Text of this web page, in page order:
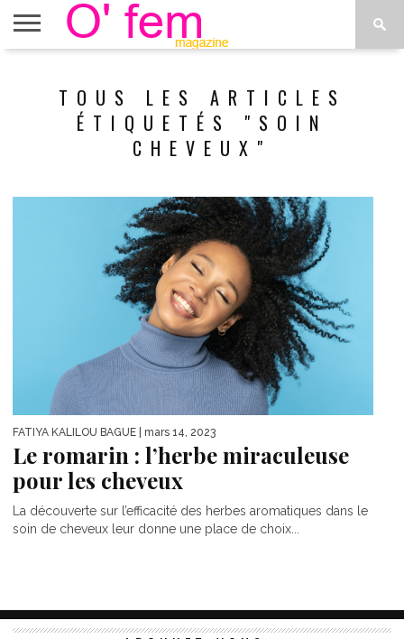
ÉTOILES
MENUS
TOUS LES ARTICLES
ÉTIQUETÉS "SOIN
CHEVEUX"
FATIYA KALILOU BAGUE | mars 14, 2023
Le romarin : l’herbe miraculeuse
pour les cheveux
La découverte sur l’efficacité des herbes aromatiques dans le
soin de cheveux leur donne une place de choix...